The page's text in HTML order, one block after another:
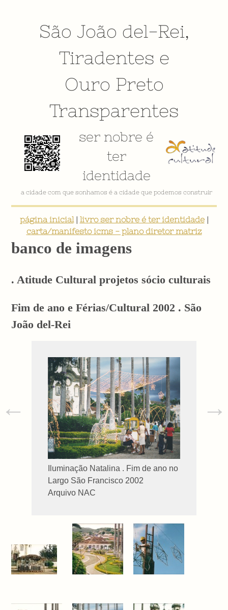
São João del-Rei,
Tiradentes e
Ouro Preto
Transparentes
ser nobre é
ter
identidade
a cidade com que sonhamos é a cidade que podemos construir
página inicial| livro ser nobre é ter identidade|
carta/manifesto icms - plano diretor matriz
banco de imagens
. Atitude Cultural projetos sócio culturais
Fim de ano e Férias/Cultural 2002 . São
João del-Rei
Iluminação Natalina . Fim de ano no
Largo São Francisco 2002
Arquivo NAC
← →